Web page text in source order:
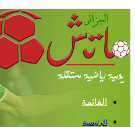
القائمة
الرئيسية